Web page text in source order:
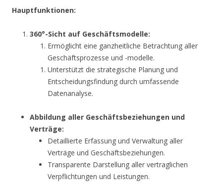
Hauptfunktionen:
360°-Sicht auf Geschäftsmodelle:
Ermöglicht eine ganzheitliche Betrachtung aller
Geschäftsprozesse und -modelle.
Unterstützt die strategische Planung und
Entscheidungsfindung durch umfassende
Datenanalyse.
Abbildung aller Geschäftsbeziehungen und
Verträge:
Detaillierte Erfassung und Verwaltung aller
Verträge und Geschäftsbeziehungen.
Transparente Darstellung aller vertraglichen
Verpflichtungen und Leistungen.